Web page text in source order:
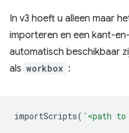
In v3 hoeft u alleen maar
importeren en een kant-
automatisch beschikbaar
als workbox :
importScripts( '<path to